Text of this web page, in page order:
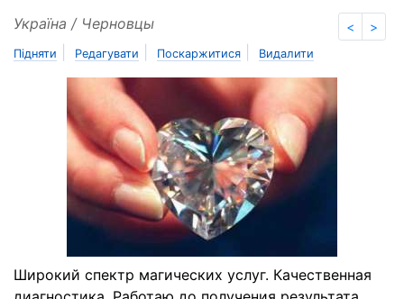
< >
Україна / Черновцы
Підняти Редагувати Поскаржитися Видалити
Широкий спектр магических услуг. Качественная